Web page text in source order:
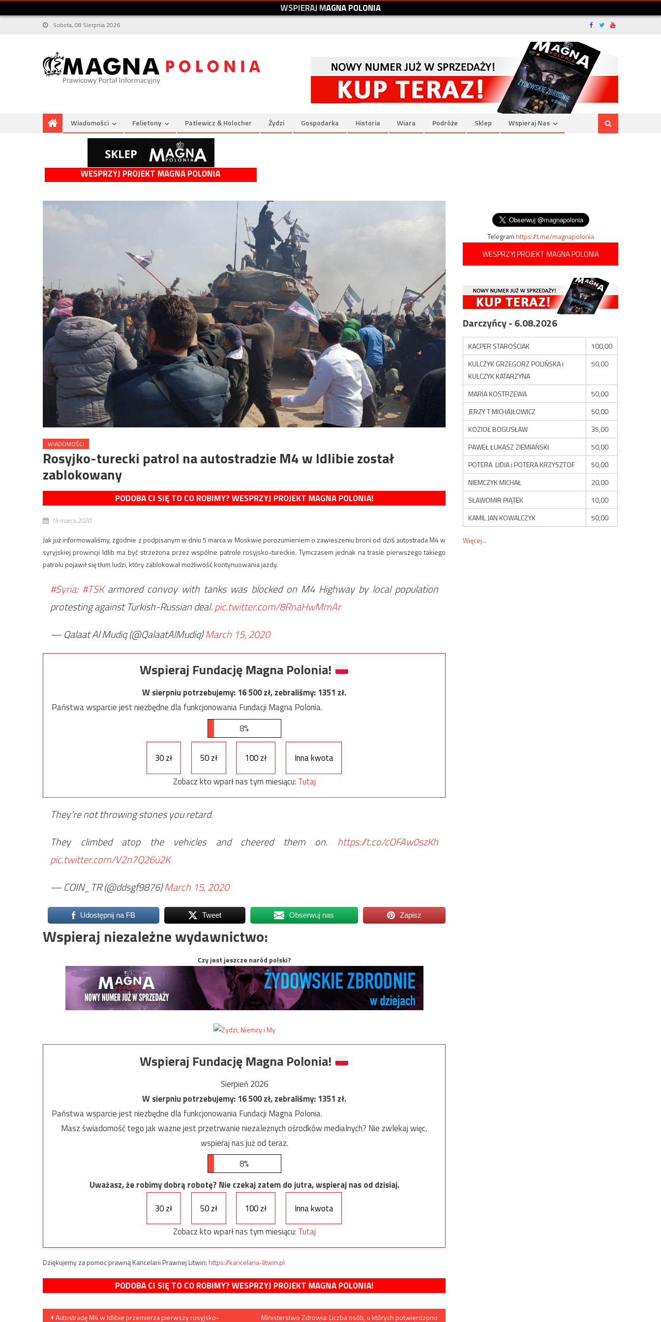
WSPIERAJMAGNAPOLONIA
Sobota, 08 Sierpnia 2026
Wiadomości Felietony Patlewicz & Holocher Żydzi Gospodarka Historia Wiara Podróże Sklep Wspieraj Nas
WESPRZYJ PROJEKT MAGNA POLONIA
WIADOMOŚCI
Rosyjko-turecki patrol na autostradzie M4 w Idlibie został
zablokowany
PODOBA CI SIĘ TO CO ROBIMY? WESPRZYJ PROJEKT MAGNA POLONIA!
15 marca 2020
Jak już informowaliśmy, zgodnie z podpisanym w dniu 5 marca w Moskwie porozumieniem o zawieszeniu broni od dziś autostrada M4 w
syryjskiej prowincji Idlib ma być strzeżona przez wspólne patrole rosyjsko-tureckie. Tymczasem jednak na trasie pierwszego takiego
patrolu pojawił się tłum ludzi, który zablokował możliwość kontynuowania jazdy.
#Syria: #TSKarmored convoy with tanks was blocked on M4 Highway by local population
protesting against Turkish-Russian deal.pic.twitter.com/8RnaHwMmAr
— Qalaat Al Mudiq (@QalaatAlMudiq)March 15, 2020
Wspieraj Fundację Magna Polonia!
W sierpniu potrzebujemy:16 500zł, zebraliśmy:1351 zł.
Państwa wsparcie jest niezbędne dla funkcjonowania Fundacji Magna Polonia.
8%
30 zł 50 zł 100 zł
Inna kwota
Zobacz kto wparł nas tym miesiącu: Tutaj
They're not throwing stones you retard.
They climbed atop the vehicles and cheered them on. https://t.co/cOFAw0szKh
pic.twitter.com/V2n7Q26u2K
— COIN_TR (@ddsgf9876)March 15, 2020
Udostępnij na FB Tweet Obserwuj nas Zapisz
Wspieraj niezależne wydawnictwo:
Czy jest jeszcze naród polski?
Wspieraj Fundację Magna Polonia!
Sierpień 2026
W sierpniu potrzebujemy:16 500zł, zebraliśmy:1351 zł.
Państwa wsparcie jest niezbędne dla funkcjonowania Fundacji Magna Polonia.
Masz świadomość tego jak ważne jest przetrwanie niezależnych ośrodków medialnych? Nie zwlekaj więc,
wspieraj nas już od teraz.
8%
Uważasz, że robimy dobrą robotę? Nie czekaj zatem do jutra, wspieraj nas od dzisiaj.
30 zł
50 zł 100 zł
Inna kwota
Zobacz kto wparł nas tym miesiącu: Tutaj
Dziękujemy za pomoc prawną Kancelarii Prawnej Litwin:https://kancelaria-litwin.pl
PODOBA CI SIĘ TO CO ROBIMY? WESPRZYJ PROJEKT MAGNA POLONIA!
Autostradę M4 w Idlibie przemierza pierwszy rosyjsko- Ministerstwo Zdrowia: Liczba osób, u których potwierdzono
Telegramhttps://t.me/magnapolonia
WESPRZYJ PROJEKT MAGNA POLONIA
Darczyńcy - 6.08.2026
KACPER STAROŚCIAK
100,00
KULCZYK GRZEGORZ POLIŃSKA i
KULCZYK KATARZYNA
50,00
MARIA KOSTRZEWA
50,00
JERZY T MICHAJŁOWICZ
50,00
KOZIOŁ BOGUSŁAW
35,00
PAWEŁ ŁUKASZ ZIEMIAŃSKI
50,00
POTERA LIDIA i POTERA KRZYSZTOF
50,00
NIEMCZYK MICHAŁ
20,00
SŁAWOMIR PIĄTEK
10,00
KAMIL JAN KOWALCZYK
50,00
Więcej...